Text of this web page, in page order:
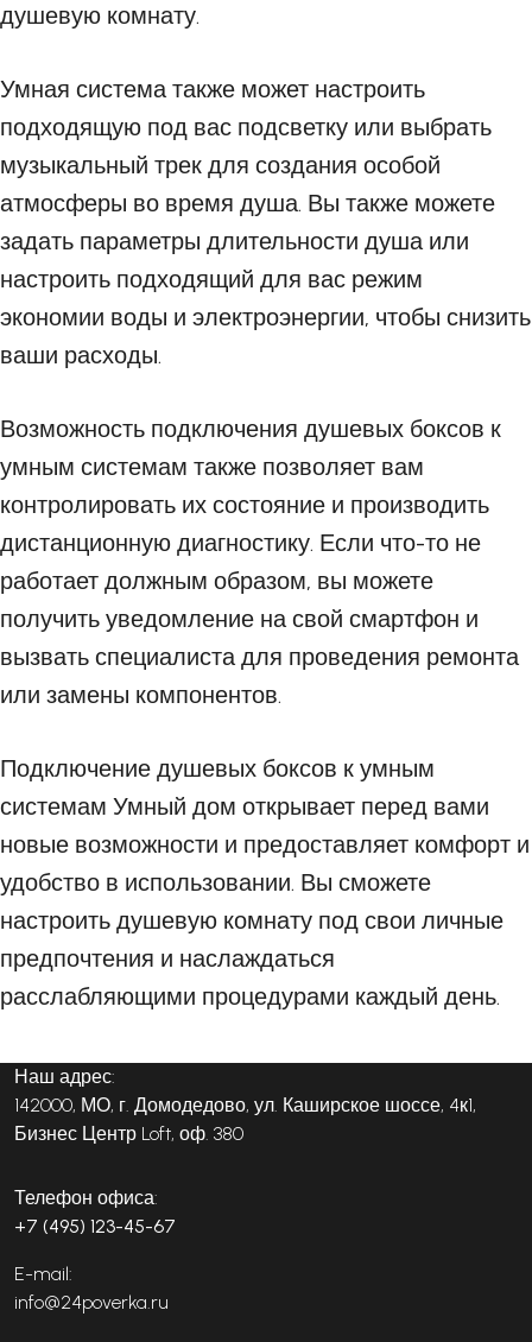
душевую комнату.
Умная система также может настроить
подходящую под вас подсветку или выбрать
музыкальный трек для создания особой
атмосферы во время душа. Вы также можете
задать параметры длительности душа или
настроить подходящий для вас режим
экономии воды и электроэнергии, чтобы снизить
ваши расходы.
Возможность подключения душевых боксов к
умным системам также позволяет вам
контролировать их состояние и производить
дистанционную диагностику. Если что-то не
работает должным образом, вы можете
получить уведомление на свой смартфон и
вызвать специалиста для проведения ремонта
или замены компонентов.
Подключение душевых боксов к умным
системам Умный дом открывает перед вами
новые возможности и предоставляет комфорт и
удобство в использовании. Вы сможете
настроить душевую комнату под свои личные
предпочтения и наслаждаться
расслабляющими процедурами каждый день.
Наш адрес:
142000, МО, г. Домодедово, ул. Каширское шоссе, 4к1,
Бизнес Центр Loft, оф. 380
Телефон офиса:
+7 (495) 123-45-67
E-mail:
info@24poverka.ru